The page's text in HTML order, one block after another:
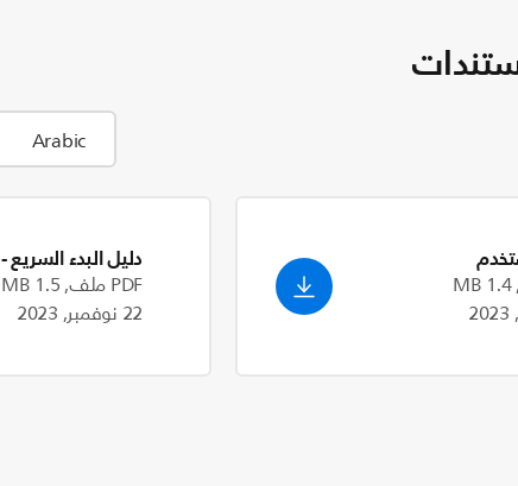
دليل البدء السريع- English (US)
PDF ملف, 1.5 MB
22 نوفمبر, 2023